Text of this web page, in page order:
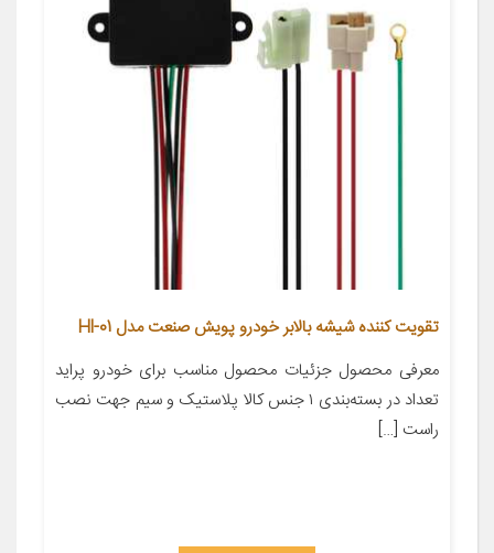
تقویت کننده شیشه بالابر خودرو پویش صنعت مدل Hl-01
معرفی محصول جزئیات محصول مناسب برای خودرو پراید
تعداد در بسته‌بندی ۱ جنس کالا پلاستیک و سیم جهت نصب
راست […]